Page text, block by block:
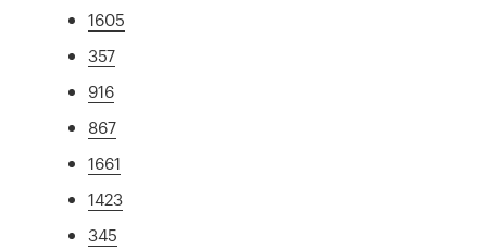
1605
357
916
867
1661
1423
345